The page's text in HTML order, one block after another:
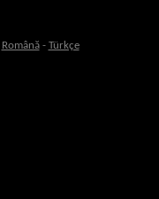
Română- Türkçe